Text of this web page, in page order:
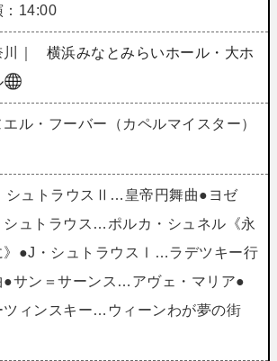
：14:00
｜
横浜みなとみらいホール・大ホ
エル・フーバー（カペルマイスター）
シュトラウスⅡ…皇帝円舞曲●ヨゼ
シュトラウス…ポルカ・シュネル《永
》●J・シュトラウスⅠ…ラデツキー行
●サン＝サーンス…アヴェ・マリア●
ツィンスキー…ウィーンわが夢の街